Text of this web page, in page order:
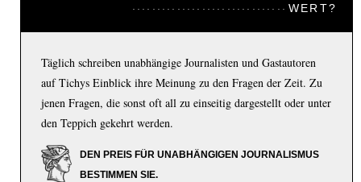
WERT?
Täglich schreiben unabhängige Journalisten und Gastautoren
auf Tichys Einblick ihre Meinung zu den Fragen der Zeit. Zu
jenen Fragen, die sonst oft all zu einseitig dargestellt oder unter
den Teppich gekehrt werden.
DEN PREIS FÜR UNABHÄNGIGEN JOURNALISMUS
BESTIMMEN SIE.